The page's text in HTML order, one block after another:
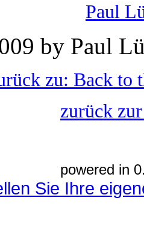
Paul
by Paul
zu: Back to
zurück
powered in
Sie Ihre